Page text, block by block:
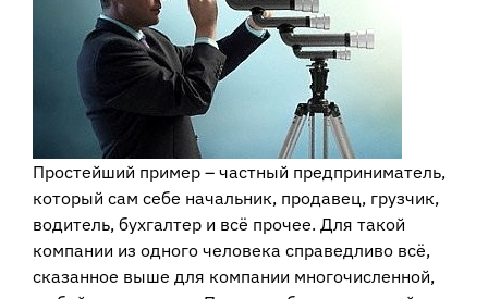
Простейший пример – частный предприниматель,
который сам себе начальник, продавец, грузчик,
водитель, бухгалтер и всё прочее. Для такой
компании из одного человека справедливо всё,
сказанное выше для компании многочисленной,